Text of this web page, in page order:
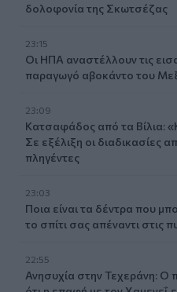
δολοφονία της Σκωτσέζας
23:15
Οι ΗΠΑ αναστέλλουν τις
παραγωγό αβοκάντο του
23:09
Κατσαφάδος από τα Βίλια:
Σε εξέλιξη οι διαδικασίες
πληγέντες
23:03
Ποια είναι τα δέντρα που
το σπίτι σας απέναντι στις
22:55
Ανησυχία στην Τεχεράνη: Ο